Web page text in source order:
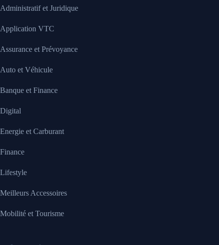
Administratif et Juridique
Application VTC
Assurance et Prévoyance
Auto et Véhicule
Banque et Finance
Digital
Energie et Carburant
Finance
Lifestyle
Meilleurs Accessoires
Mobilité et Tourisme